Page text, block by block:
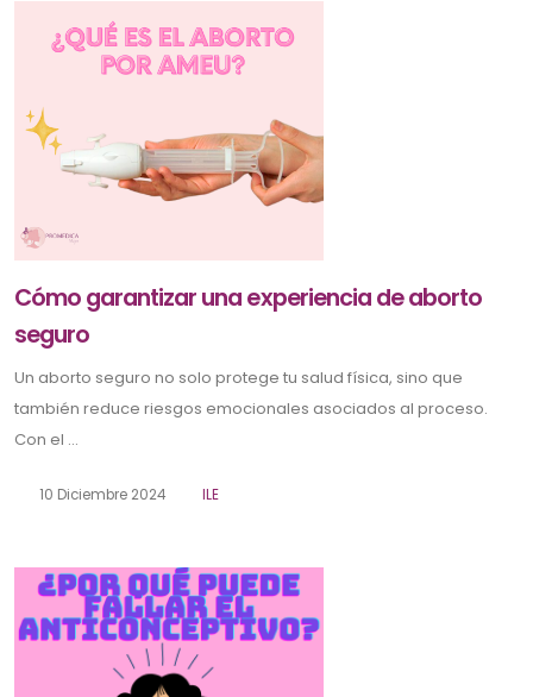
Cómo garantizar una experiencia de aborto
seguro
Un aborto seguro no solo protege tu salud física, sino que
también reduce riesgos emocionales asociados al proceso.
Con el ...
10 Diciembre 2024 ILE